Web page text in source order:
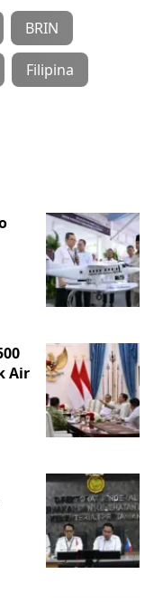
BRIN
Filipina
Air